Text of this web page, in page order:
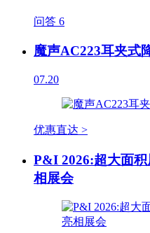
问答 6
魔声AC223耳夹式
07.20
优惠直达 >
P&I 2026:超大面
相展会